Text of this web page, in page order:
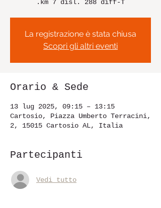
.km 7 disl. 288 diff-T
La registrazione è stata chiusa
Scopri gli altri eventi
Orario & Sede
13 lug 2025, 09:15 – 13:15
Cartosio, Piazza Umberto Terracini,
2, 15015 Cartosio AL, Italia
Partecipanti
Vedi tutto